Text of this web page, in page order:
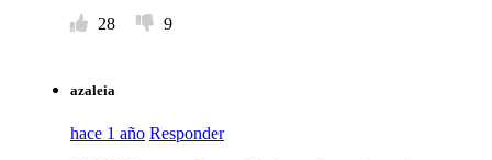
28
9
azaleia
hace 1 año Responder